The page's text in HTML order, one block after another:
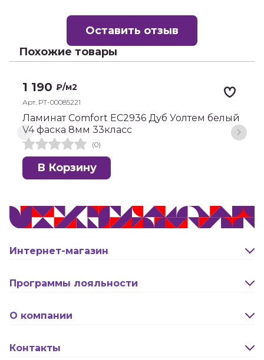
Оставить отзыв
Похожие товары
1 190 ₽/м2
Арт. РТ-00085221
Ламинат Comfort EC2936 Дуб Уолтем белый
V4 фаска 8мм 33класс
(0)
В Корзину
Интернет-магазин
Программы лояльности
Правила программы лояльности "Родина"
О компании
Контакты